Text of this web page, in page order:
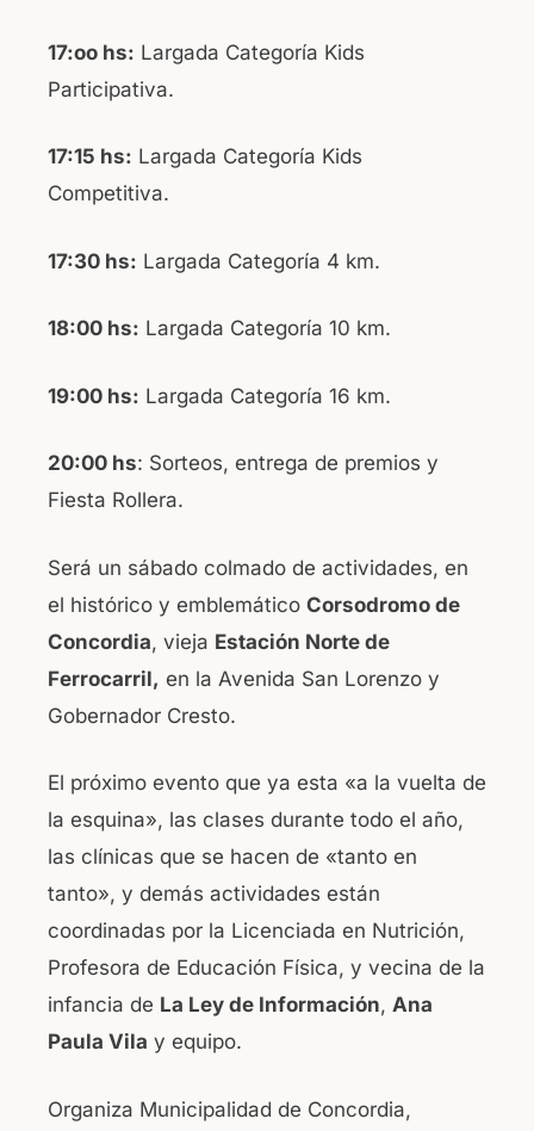
17:oo hs: Largada Categoría Kids
Participativa.
17:15 hs: Largada Categoría Kids
Competitiva.
17:30 hs: Largada Categoría 4 km.
18:00 hs: Largada Categoría 10 km.
19:00 hs: Largada Categoría 16 km.
20:00 hs: Sorteos, entrega de premios y
Fiesta Rollera.
Será un sábado colmado de actividades, en
el histórico y emblemático Corsodromo de
Concordia, vieja Estación Norte de
Ferrocarril, en la Avenida San Lorenzo y
Gobernador Cresto.
El próximo evento que ya esta «a la vuelta de
la esquina», las clases durante todo el año,
las clínicas que se hacen de «tanto en
tanto», y demás actividades están
coordinadas por la Licenciada en Nutrición,
Profesora de Educación Física, y vecina de la
infancia de La Ley de Información, Ana
Paula Vila y equipo.
Organiza Municipalidad de Concordia,